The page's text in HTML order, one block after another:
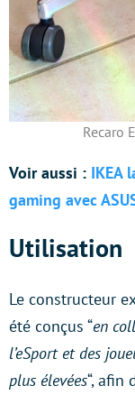
Recaro
Voir aussi : IKEA
gaming avec
Utilisation
Le constructeur
été conçus “en
l’eSport et des
plus élevées“, afin